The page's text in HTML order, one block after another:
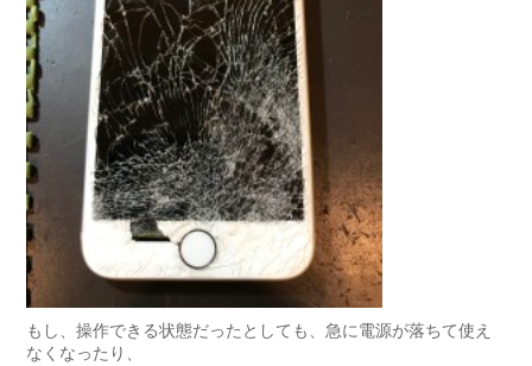
もし、操作できる状態だったとしても、急に電源が落ちて使え
なくなったり、